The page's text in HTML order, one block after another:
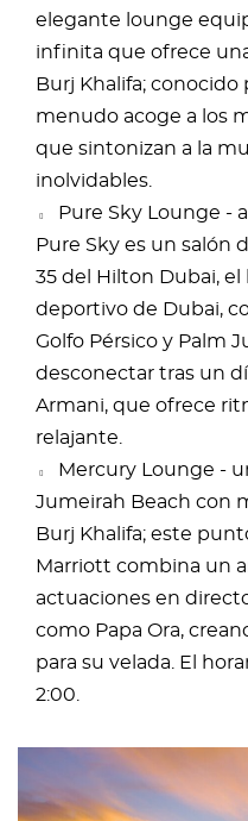
elegante lounge
infinita que ofrece
Burj Khalifa;
menudo acoge a los
que sintonizan a la
inolvidables.
Pure Sky Lounge -
Pure Sky es un salón
35 del Hilton Dubai,
deportivo de Dubai,
Golfo Pérsico y Palm
desconectar tras un
Armani, que ofrece
relajante.
Mercury Lounge -
Jumeirah Beach con
Burj Khalifa; este
Marriott combina un
actuaciones en
como Papa Ora,
para su velada. El
2:00.